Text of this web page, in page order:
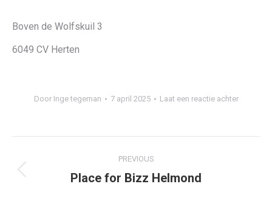
Boven de Wolfskuil 3
6049 CV Herten
Door Inge tegeman 7 april 2025 Laat een reactie achter
navigation
PREVIOUS
Previous
Place for Bizz Helmond